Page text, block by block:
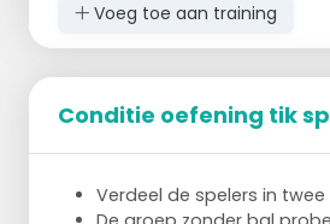
Spelers in een rijtje op
(pilonnen neerzetten).
Voeg toe aan training
Conditie oefening tik
Verdeel de spelers in